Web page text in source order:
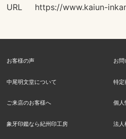
URL
https://www.kaiun-
お客様の声 お問
中尾明文堂について 特定
ご来店のお客様へ 個人
象牙印鑑なら紀州印工房 法人